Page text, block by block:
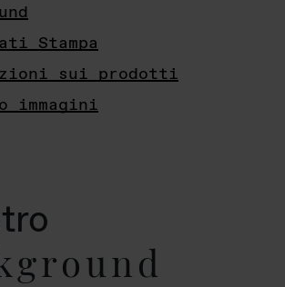
Stampa
sui prodotti
immagini